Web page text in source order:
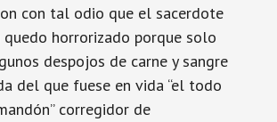
con tal odio que el sacerdote
horrorizado porque solo
despojos de carne y sangre
del que fuese en vida “el todo
corregidor de